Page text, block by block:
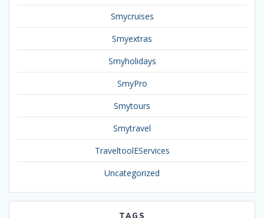
Smycruises
Smyextras
Smyholidays
SmyPro
Smytours
Smytravel
TraveltoolEServices
Uncategorized
TAGS